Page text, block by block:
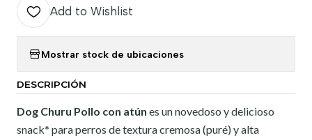
Add to Wishlist
Mostrar stock de ubicaciones
DESCRIPCIÓN
Dog Churu Pollo con atún es un novedoso y delicioso
snack* para perros de textura cremosa (puré) y alta